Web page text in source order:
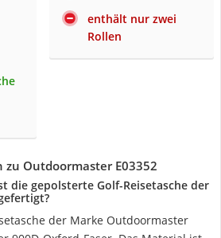
enthält nur zwei
Rollen
Outdoormaster E03352
die gepolsterte Golf-Reisetasche der
der Marke Outdoormaster